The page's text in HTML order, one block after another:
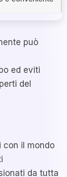
può
ed eviti
del
con il mondo
da tutta